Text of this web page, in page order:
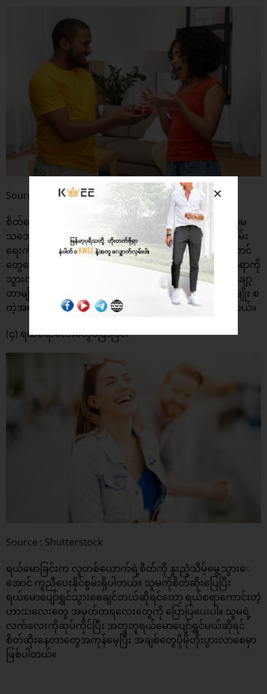
Source : Shutterstock
စိတ်ကောက်နေတဲ့ ချစ်သူကောင်မလေးကိုချော့ဖို့အတွက် သူမ
သဘောကျစေမယ့် အရာလေးတွေနဲ့ ကိုယ်ဘက်စက ငြိမ်းချမ်း
ရေးကိုပြန်ယူသင့်ပါတယ်။ တခြားကြီးကြီးမားမား လက်ဆောင်
တွေပေးနိုင်မှမဟုတ်ပါဘူး။ သူမကိုကြိုမပြောပဲ သူမရှိတဲ့နေရာကို
သွားလိုက်တာမျိုး ရောင်စုံစက္ကူလေးတွေပေါ်မှာ စာရေးပြီးချော့
တာမျိုး ဆိုရှယ်မီဒီယာမှာ စုံတွဲဓာတ်ပုံလေးတင်ပြီးချော့တာမျိုး စ
တဲ့အရာလေးတွေနဲ့ သူမကို စိတ်ဆိုးပြေအောင်ချော့လို့ရပါတယ်။
(၄) ရယ်စရာလေးတွေပြောပြပါ
Source : Shutterstock
ရယ်မောခြင်းက လူတစ်ယောက်ရဲ့စိတ်ကို နူးညံ့သိမ့်မွေ့သွားေ
အောင် ကူညီပေးနိုင်စွမ်းရှိပါတယ်။ သူမကိုစိတ်ဆိုးပြေပြီး
ရယ်မောပျော်ရွှင်သွားစေချင်တယ်ဆိုရင်တော့ ရယ်စရာကောင်းတဲ့
ဟာသလေးတွေ အမှတ်တရလေးတွေကို ပြောပြပေးပါ။ သူမရဲ့
လက်လေးကိုဆုပ်ကိုင်ပြီး အတူတူရယ်မောပျော်ရွှင်မယ်ဆိုရင်
စိတ်ဆိုးနေတာတွေအကုန်မေ့ပြီး အချစ်တွေပိုမိုတိုးပွားလာစေမှာ
ဖြစ်ပါတယ်။